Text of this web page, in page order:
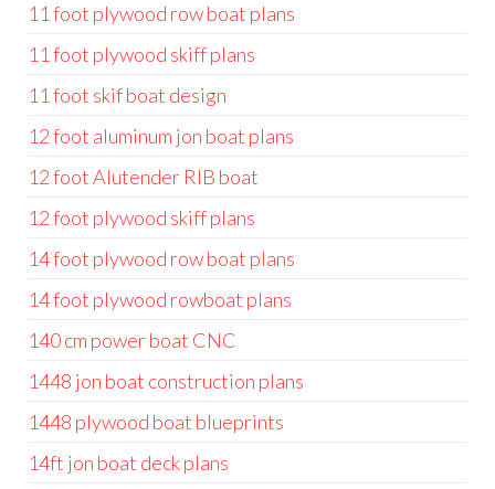
11 foot plywood row boat plans
11 foot plywood skiff plans
11 foot skif boat design
12 foot aluminum jon boat plans
12 foot Alutender RIB boat
12 foot plywood skiff plans
14 foot plywood row boat plans
14 foot plywood rowboat plans
140 cm power boat CNC
1448 jon boat construction plans
1448 plywood boat blueprints
14ft jon boat deck plans